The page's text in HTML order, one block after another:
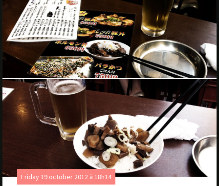
Friday 19 october 2012 à 18h14